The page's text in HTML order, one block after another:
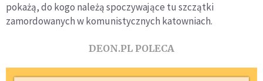
pokażą, do kogo należą spoczywające tu szczątki
zamordowanych w komunistycznych katowniach.
DEON.PL POLECA